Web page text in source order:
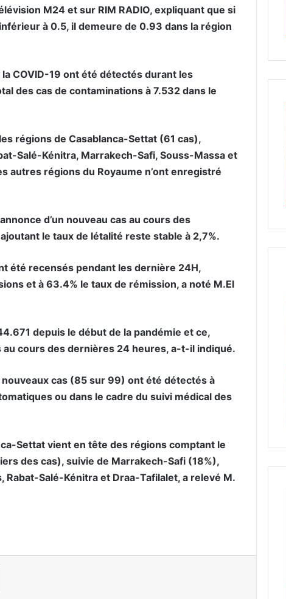
M24 et sur RIM RADIO, expliquant que si
à 0.5, il demeure de 0.93 dans la région
COVID-19 ont été détectés durant les
des cas de contaminations à 7.532 dans le
régions de Casablanca-Settat (61 cas),
Salé-Kénitra, Marrakech-Safi, Souss-Massa et
autres régions du Royaume n’ont enregistré
d’un nouveau cas au cours des
le taux de létalité reste stable à 2,7%.
été recensés pendant les dernière 24H,
et à 63.4% le taux de rémission, a noté M.El
depuis le début de la pandémie et ce,
cours des dernières 24 heures, a-t-il indiqué.
cas (85 sur 99) ont été détectés à
ou dans le cadre du suivi médical des
Settat vient en tête des régions comptant le
des cas), suivie de Marrakech-Safi (18%),
Salé-Kénitra et Draa-Tafilalet, a relevé M.